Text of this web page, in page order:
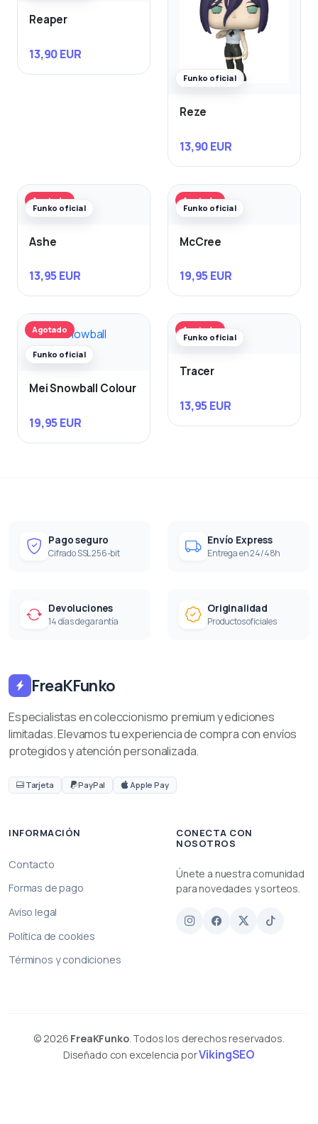
Reaper
13,90 EUR
Funko oficial
Reze
13,90 EUR
Agotado
Funko oficial
Ashe
13,95 EUR
Agotado
Funko oficial
McCree
19,95 EUR
Agotado
Funko oficial
Mei Snowball Colour
19,95 EUR
Agotado
Funko oficial
Tracer
13,95 EUR
Pago seguro
Cifrado SSL 256-bit
Envío Express
Entrega en 24/48h
Devoluciones
14 días de garantía
Originalidad
Productos oficiales
FreaKFunko
Especialistas en coleccionismo premium y ediciones
limitadas. Elevamos tu experiencia de compra con envíos
protegidos y atención personalizada.
Tarjeta PayPal Apple Pay
INFORMACIÓN
Contacto
Formas de pago
Aviso legal
Política de cookies
Términos y condiciones
CONECTA CON
NOSOTROS
Únete a nuestra comunidad
para novedades y sorteos.
© 2026 FreaKFunko. Todos los derechos reservados.
Diseñado con excelencia porVikingSEO